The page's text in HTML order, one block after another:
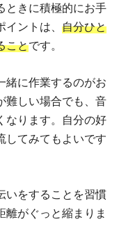
ときに積極的にお手
ントは、 自分ひと
ことです。
緒に作業するのがお
難しい場合でも、音
なります。自分の好
してみてもよいです
いをすることを習慣
離がぐっと縮まりま